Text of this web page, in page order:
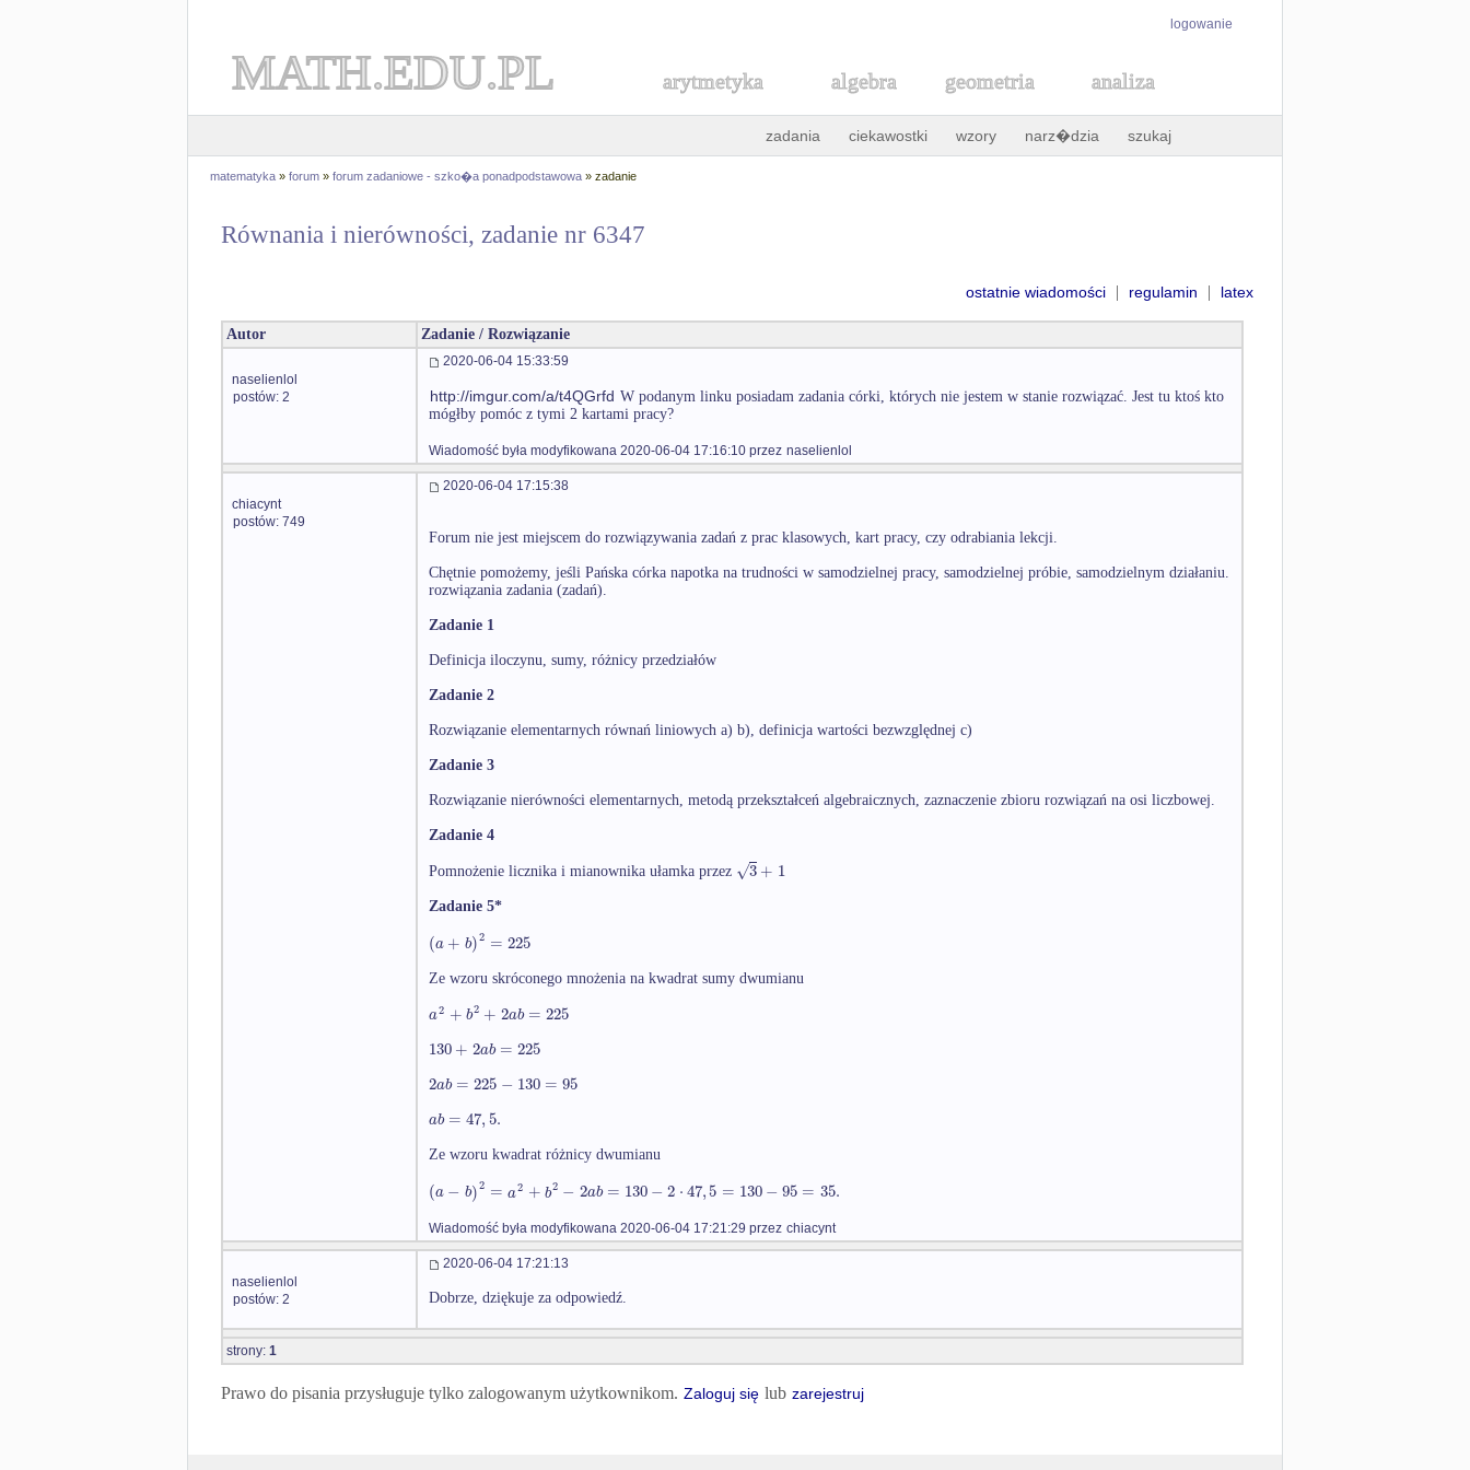
logowanie
MATH.EDU.PL arytmetyka algebra geometria analiza
zadania ciekawostki wzory narz�dzia szukaj
matematyka » forum » forum zadaniowe - szko�a ponadpodstawowa » zadanie
Równania i nierówności, zadanie nr 6347
ostatnie wiadomości | regulamin | latex
Autor Zadanie / Rozwiązanie
naselienlol
postów: 2
2020-06-04 15:33:59
http://imgur.com/a/t4QGrfd W podanym linku posiadam zadania córki, których nie jestem w stanie rozwiązać. Jest tu ktoś kto
mógłby pomóc z tymi 2 kartami pracy?
Wiadomość była modyfikowana 2020-06-04 17:16:10 przez naselienlol
chiacynt
postów: 749
2020-06-04 17:15:38
Forum nie jest miejscem do rozwiązywania zadań z prac klasowych, kart pracy, czy odrabiania lekcji.
Chętnie pomożemy, jeśli Pańska córka napotka na trudności w samodzielnej pracy, samodzielnej próbie, samodzielnym działaniu.
rozwiązania zadania (zadań).
Zadanie 1
Definicja iloczynu, sumy, różnicy przedziałów
Zadanie 2
Rozwiązanie elementarnych równań liniowych a) b), definicja wartości bezwzględnej c)
Zadanie 3
Rozwiązanie nierówności elementarnych, metodą przekształceń algebraicznych, zaznaczenie zbioru rozwiązań na osi liczbowej.
Zadanie 4
Pomnożenie licznika i mianownika ułamka przez 3
√ + 1
Zadanie 5*
(a+ b)2 = 225
Ze wzoru skróconego mnożenia na kwadrat sumy dwumianu
a2 +b2 + 2ab = 225
130+ 2ab = 225
2ab = 225 − 130 = 95
ab = 47,5.
Ze wzoru kwadrat różnicy dwumianu
(a− b)2 = a2 +b2 − 2ab = 130− 2 ⋅47,5 = 130− 95 = 35.
Wiadomość była modyfikowana 2020-06-04 17:21:29 przez chiacynt
naselienlol
postów: 2
2020-06-04 17:21:13
Dobrze, dziękuje za odpowiedź.
strony: 1
Prawo do pisania przysługuje tylko zalogowanym użytkownikom. Zaloguj się lub zarejestruj